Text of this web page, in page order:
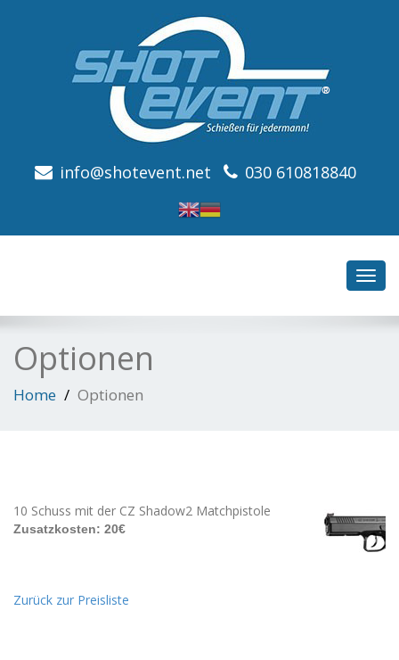
info@shotevent.net 030 610818840
Optionen
Home Optionen
10 Schuss mit der CZ Shadow2 Matchpistole
Zusatzkosten: 20€
Zurück zur Preisliste